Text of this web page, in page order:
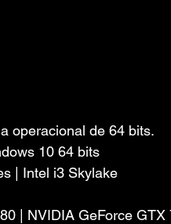
operacional de 64 bits.
10 64 bits
| Intel i3 Skylake
| NVIDIA GeForce